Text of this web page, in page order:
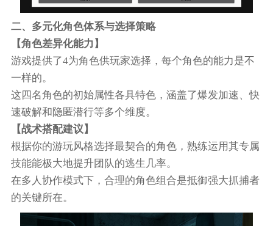
二、多元化角色体系与选择策略
【角色差异化能力】
游戏提供了4为角色供玩家选择，每个角色的能力是不
一样的。
这四名角色的初始属性各具特色，涵盖了爆发加速、快
速破解和隐匿潜行等多个维度。
【战术搭配建议】
根据你的游玩风格选择最契合的角色，熟练运用其专属
技能能极大地提升团队的逃生几率。
在多人协作模式下，合理的角色组合是抵御强大抓捕者
的关键所在。